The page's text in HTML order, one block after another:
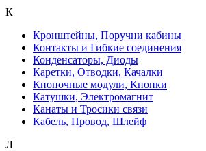
К
Кронштейны, Поручни кабины
Контакты и Гибкие соединения
Конденсаторы, Диоды
Каретки, Отводки, Качалки
Кнопочные модули, Кнопки
Катушки, Электромагнит
Канаты и Тросики связи
Кабель, Провод, Шлейф
Л